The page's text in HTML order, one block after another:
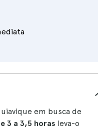
em busca de
3 a 3,5 horas leva-o